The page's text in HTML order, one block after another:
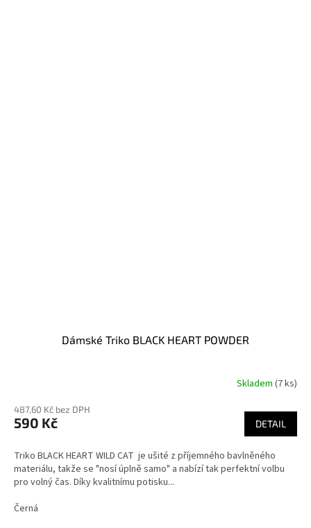
Dámské Triko BLACK HEART POWDER
Skladem (7 ks)
487,60 Kč bez DPH
590 Kč DETAIL
Triko BLACK HEART WILD CAT je ušité z příjemného bavlněného
materiálu, takže se "nosí úplně samo" a nabízí tak perfektní volbu
pro volný čas. Díky kvalitnímu potisku...
Černá